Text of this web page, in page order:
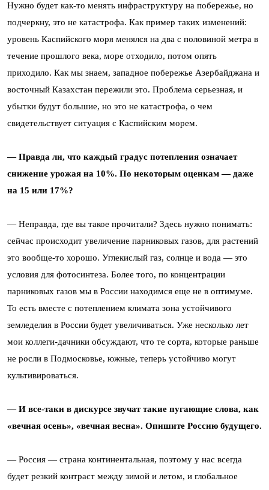
Нужно будет как-то менять инфраструктуру на побережье, но
подчеркну, это не катастрофа. Как пример таких изменений:
уровень Каспийского моря менялся на два с половиной метра в
течение прошлого века, море отходило, потом опять
приходило. Как мы знаем, западное побережье Азербайджана и
восточный Казахстан пережили это. Проблема серьезная, и
убытки будут большие, но это не катастрофа, о чем
свидетельствует ситуация с Каспийским морем.
— Правда ли, что каждый градус потепления означает
снижение урожая на 10%. По некоторым оценкам — даже
на 15 или 17%?
— Неправда, где вы такое прочитали? Здесь нужно понимать:
сейчас происходит увеличение парниковых газов, для растений
это вообще-то хорошо. Углекислый газ, солнце и вода — это
условия для фотосинтеза. Более того, по концентрации
парниковых газов мы в России находимся еще не в оптимуме.
То есть вместе с потеплением климата зона устойчивого
земледелия в России будет увеличиваться. Уже несколько лет
мои коллеги-дачники обсуждают, что те сорта, которые раньше
не росли в Подмосковье, южные, теперь устойчиво могут
культивироваться.
— И все-таки в дискурсе звучат такие пугающие слова, как
«вечная осень», «вечная весна». Опишите Россию будущего.
— Россия — страна континентальная, поэтому у нас всегда
будет резкий контраст между зимой и летом, и глобальное